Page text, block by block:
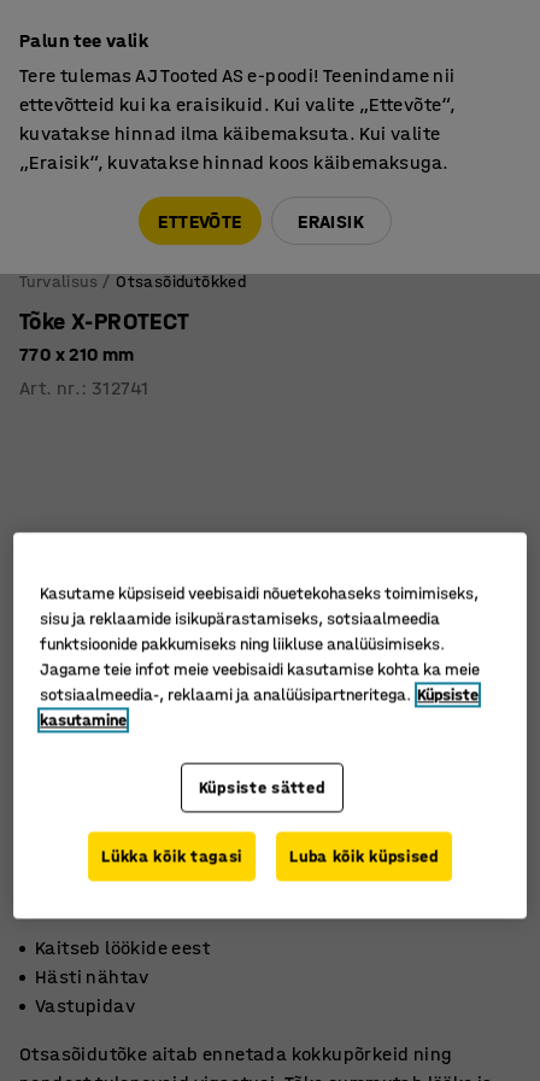
Pärnu mnt 158, Tallinn. Kauba väljastamine Paneeli
6, Tallinn. Vaata lähemalt!
Turvalisus Otsasõidutõkked
Tõke X-PROTECT
770 x 210 mm
Art. nr. : 312741
Kaitseb löökide eest
Hästi nähtav
Vastupidav
Otsasõidutõke aitab ennetada kokkupõrkeid ning
Palun tee valik
Tere tulemas AJ Tooted AS e-poodi! Teenindame nii
ettevõtteid kui ka eraisikuid. Kui valite „Ettevõte“,
kuvatakse hinnad ilma käibemaksuta. Kui valite
„Eraisik“, kuvatakse hinnad koos käibemaksuga.
ETTEVÕTE ERAISIK
Kasutame küpsiseid veebisaidi nõuetekohaseks toimimiseks,
sisu ja reklaamide isikupärastamiseks, sotsiaalmeedia
funktsioonide pakkumiseks ning liikluse analüüsimiseks.
Jagame teie infot meie veebisaidi kasutamise kohta ka meie
sotsiaalmeedia-, reklaami ja analüüsipartneritega. Küpsiste
kasutamine
Küpsiste sätted
Lükka kõik tagasi Luba kõik küpsised